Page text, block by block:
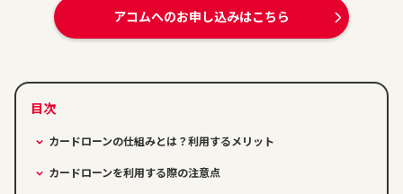
アコムへのお申し込みはこちら
カードローンの仕組みとは？利用するメリット
カードローンを利用する際の注意点